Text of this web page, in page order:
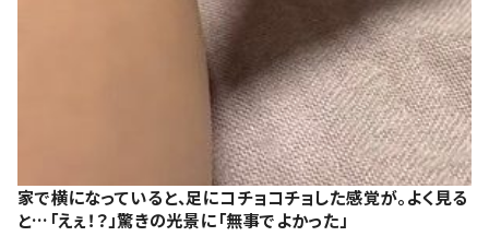
家で横になっていると、足にコチョコチョした感覚が。よく見る
と…「えぇ！？」驚きの光景に「無事でよかった」